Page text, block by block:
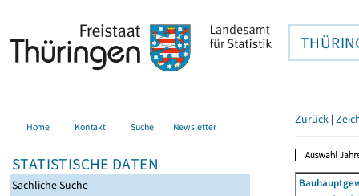
Home Kontakt Suche Newsletter
STATISTISCHE DATEN
Sachliche Suche
Zurück |